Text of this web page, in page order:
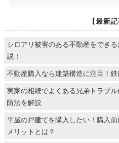
【最新記
シロアリ被害のある不動産をでき
説！
不動産購入なら建築構造に注目！
実家の相続でよくある兄弟トラブ
防法を解説
平屋の戸建てを購入したい！購入
メリットとは？